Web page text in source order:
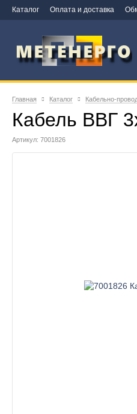
Каталог Оплата и доставка
Главная Каталог Кабельно-
Кабель ВВГ
Артикул: 7001826